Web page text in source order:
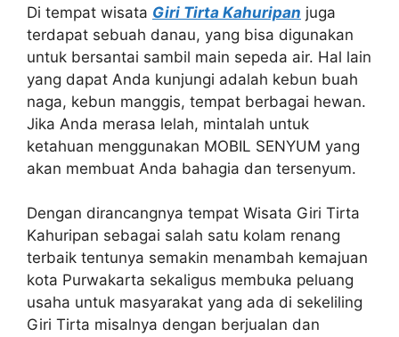
Di tempat wisata Giri Tirta Kahuripan juga
terdapat sebuah danau, yang bisa digunakan
untuk bersantai sambil main sepeda air. Hal lain
yang dapat Anda kunjungi adalah kebun buah
naga, kebun manggis, tempat berbagai hewan.
Jika Anda merasa lelah, mintalah untuk
ketahuan menggunakan MOBIL SENYUM yang
akan membuat Anda bahagia dan tersenyum.
Dengan dirancangnya tempat Wisata Giri Tirta
Kahuripan sebagai salah satu kolam renang
terbaik tentunya semakin menambah kemajuan
kota Purwakarta sekaligus membuka peluang
usaha untuk masyarakat yang ada di sekeliling
Giri Tirta misalnya dengan berjualan dan